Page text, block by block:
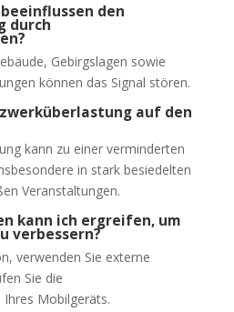
den
durch
Gebirgslagen sowie
können das Signal stören.
auf den
kann zu einer verminderten
in stark besiedelten
Veranstaltungen.
kann ich ergreifen, um
verbessern?
verwenden Sie externe
Sie die
Mobilgeräts.